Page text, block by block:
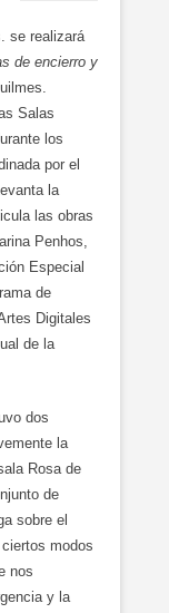
se realizará
de encierro y
Salas
los
por el
la
las obras
Penhos,
Especial
de
Digitales
de la
dos
la
Rosa de
de
sobre el
modos
nos
y la